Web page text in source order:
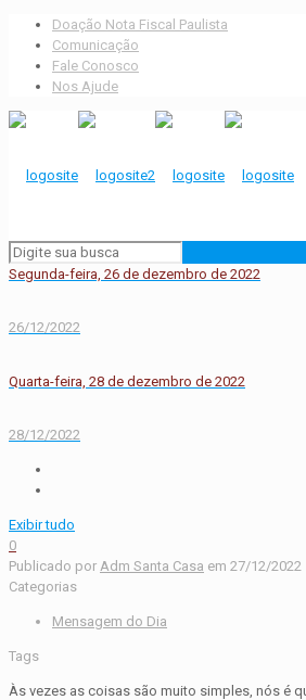
Doação Nota Fiscal Paulista
Comunicação
Fale Conosco
Nos Ajude
Segunda-feira, 26 de dezembro de 2022
26/12/2022
Quarta-feira, 28 de dezembro de 2022
28/12/2022
Exibir tudo
0
Publicado por Adm Santa Casa em 27/12/2022
Categorias
Mensagem do Dia
Tags
Às vezes as coisas são muito simples, nós é